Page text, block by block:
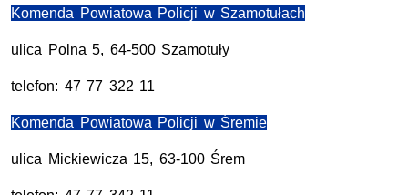
Komenda Powiatowa Policji w Szamotułach
ulica Polna 5, 64-500 Szamotuły
telefon: 47 77 322 11
Komenda Powiatowa Policji w Śremie
ulica Mickiewicza 15, 63-100 Śrem